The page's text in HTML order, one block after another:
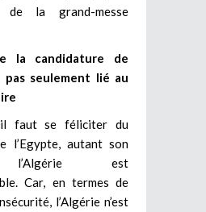
de la grand-messe
la candidature de
pas seulement lié au
faut se féliciter du
l’Egypte, autant son
l’Algérie est
Car, en termes de
l’Algérie n’est